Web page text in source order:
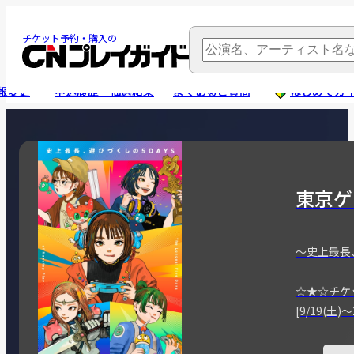
チケット予約・購入の
変更 申込履歴・抽選結果 よくあるご質問 はじめてガ
東京
～史上最長
☆★☆チケ
[9/19(土)